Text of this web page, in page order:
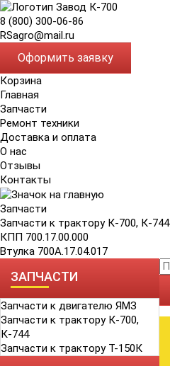
8 (800) 300-06-86
RSagro@mail.ru
Оформить заявку
Корзина
Главная
Запчасти
Ремонт техники
Доставка и оплата
О нас
Отзывы
Контакты
Запчасти
Запчасти к трактору К-700, К-744
КПП 700.17.00.000
Втулка 700А.17.04.017
ЗАПЧАСТИ
Запчасти к двигателю ЯМЗ
Запчасти к трактору К-700,
К-744
Запчасти к трактору Т-150К